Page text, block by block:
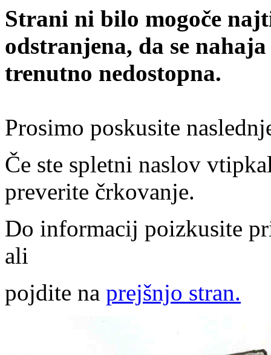
Strani ni bilo mogoče
odstranjena, da se
trenutno nedostopna.
Prosimo poskusite
Če ste spletni naslov
preverite črkovanje.
Do informacij poizkusite
ali
pojdite na prejšnjo stran.